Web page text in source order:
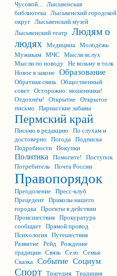
Чусовой... Лысьвенская
библиотека Лысьвенский городской
округ Лысьвенский музей
Лысьвенский театр
Людям о
людях Медицина Молодёжь
Мужикам МЧС
Мысли вслух
Мысли по поводу Не возьму в толк
Новое в законе Образование
Обратная связь Общественный
совет Осторожно: мошенники!
Отдохнём!
Открытие Открытое
письмо
Парнасские забавы
Пермский край
Письмо в редакцию По слухам и
достоверно
Погода Подписка
Подробности Покупки
Политика Помогите!
Поступок
Потребитель Почта России
Правопорядок
Преодоление Пресс-клуб
Прецедент Приколы нашего
городка Проекты в действии
Происшествия Прокуратура
сообщает Прямой провод
Психология Путешествия
Развитие Рейд Рождение
традиции Связь Село
Семья
Сказка Событие Социум
Спорт Трагедия Традиция